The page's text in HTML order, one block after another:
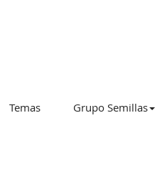
Temas Grupo Semillas